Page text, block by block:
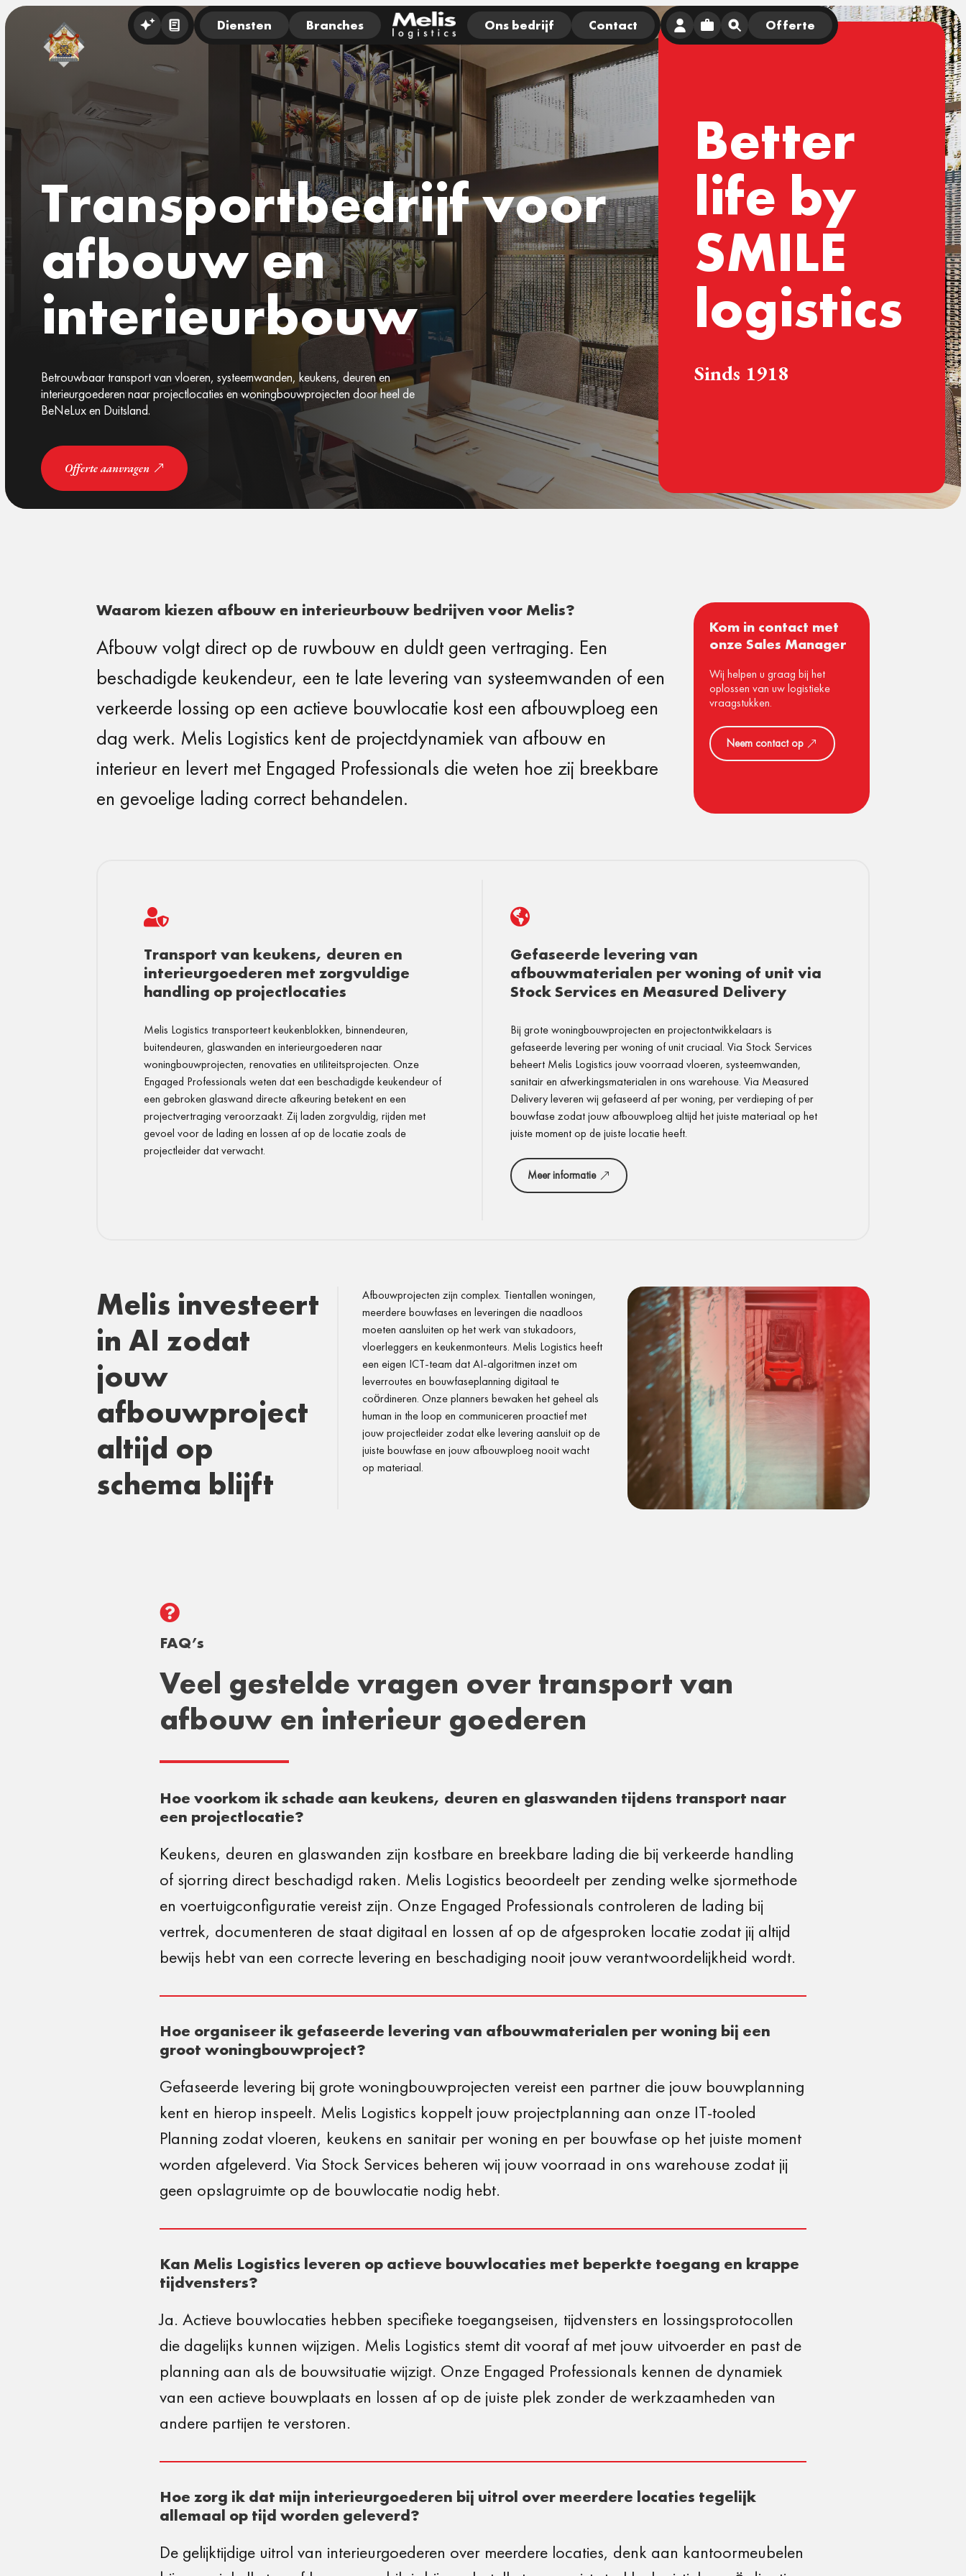
Transportbedrijf voor
afbouw en
interieurbouw
Betrouwbaar transport van vloeren, systeemwanden, keukens, deuren en
interieurgoederen naar projectlocaties en woningbouwprojecten door heel de
BeNeLux en Duitsland.
Offerte aanvragen
Better
life by
SMILE
logistics
Sinds 1918
Waarom kiezen afbouw en interieurbouw bedrijven voor Melis?
Afbouw volgt direct op de ruwbouw en duldt geen vertraging. Een
beschadigde keukendeur, een te late levering van systeemwanden of een
verkeerde lossing op een actieve bouwlocatie kost een afbouwploeg een
dag werk. Melis Logistics kent de projectdynamiek van afbouw en
interieur en levert met Engaged Professionals die weten hoe zij breekbare
en gevoelige lading correct behandelen.
Kom in contact met
onze Sales Manager
Wij helpen u graag bij het
oplossen van uw logistieke
vraagstukken.
Neem contact op

Transport van keukens, deuren en
interieurgoederen met zorgvuldige
handling op projectlocaties
Melis Logistics transporteert keukenblokken, binnendeuren,
buitendeuren, glaswanden en interieurgoederen naar
woningbouwprojecten, renovaties en utiliteitsprojecten. Onze
Engaged Professionals weten dat een beschadigde keukendeur of
een gebroken glaswand directe afkeuring betekent en een
projectvertraging veroorzaakt. Zij laden zorgvuldig, rijden met
gevoel voor de lading en lossen af op de locatie zoals de
projectleider dat verwacht.

Gefaseerde levering van
afbouwmaterialen per woning of unit via
Stock Services en Measured Delivery
Bij grote woningbouwprojecten en projectontwikkelaars is
gefaseerde levering per woning of unit cruciaal. Via Stock Services
beheert Melis Logistics jouw voorraad vloeren, systeemwanden,
sanitair en afwerkingsmaterialen in ons warehouse. Via Measured
Delivery leveren wij gefaseerd af per woning, per verdieping of per
bouwfase zodat jouw afbouwploeg altijd het juiste materiaal op het
juiste moment op de juiste locatie heeft.
Meer informatie
Melis investeert
in AI zodat
jouw
afbouwproject
altijd op
schema blijft
Afbouwprojecten zijn complex. Tientallen woningen,
meerdere bouwfases en leveringen die naadloos
moeten aansluiten op het werk van stukadoors,
vloerleggers en keukenmonteurs. Melis Logistics heeft
een eigen ICT-team dat AI-algoritmen inzet om
leverroutes en bouwfaseplanning digitaal te
coördineren. Onze planners bewaken het geheel als
human in the loop en communiceren proactief met
jouw projectleider zodat elke levering aansluit op de
juiste bouwfase en jouw afbouwploeg nooit wacht
op materiaal.

FAQ’s
Veel gestelde vragen over transport van
afbouw en interieur goederen
Hoe voorkom ik schade aan keukens, deuren en glaswanden tijdens transport naar
een projectlocatie?
Keukens, deuren en glaswanden zijn kostbare en breekbare lading die bij verkeerde handling
of sjorring direct beschadigd raken. Melis Logistics beoordeelt per zending welke sjormethode
en voertuigconfiguratie vereist zijn. Onze Engaged Professionals controleren de lading bij
vertrek, documenteren de staat digitaal en lossen af op de afgesproken locatie zodat jij altijd
bewijs hebt van een correcte levering en beschadiging nooit jouw verantwoordelijkheid wordt.
Hoe organiseer ik gefaseerde levering van afbouwmaterialen per woning bij een
groot woningbouwproject?
Gefaseerde levering bij grote woningbouwprojecten vereist een partner die jouw bouwplanning
kent en hierop inspeelt. Melis Logistics koppelt jouw projectplanning aan onze IT-tooled
Planning zodat vloeren, keukens en sanitair per woning en per bouwfase op het juiste moment
worden afgeleverd. Via Stock Services beheren wij jouw voorraad in ons warehouse zodat jij
geen opslagruimte op de bouwlocatie nodig hebt.
Kan Melis Logistics leveren op actieve bouwlocaties met beperkte toegang en krappe
tijdvensters?
Ja. Actieve bouwlocaties hebben specifieke toegangseisen, tijdvensters en lossingsprotocollen
die dagelijks kunnen wijzigen. Melis Logistics stemt dit vooraf af met jouw uitvoerder en past de
planning aan als de bouwsituatie wijzigt. Onze Engaged Professionals kennen de dynamiek
van een actieve bouwplaats en lossen af op de juiste plek zonder de werkzaamheden van
andere partijen te verstoren.
Hoe zorg ik dat mijn interieurgoederen bij uitrol over meerdere locaties tegelijk
allemaal op tijd worden geleverd?
De gelijktijdige uitrol van interieurgoederen over meerdere locaties, denk aan kantoormeubelen
Diensten Branches Ons bedrijf Contact Offerte